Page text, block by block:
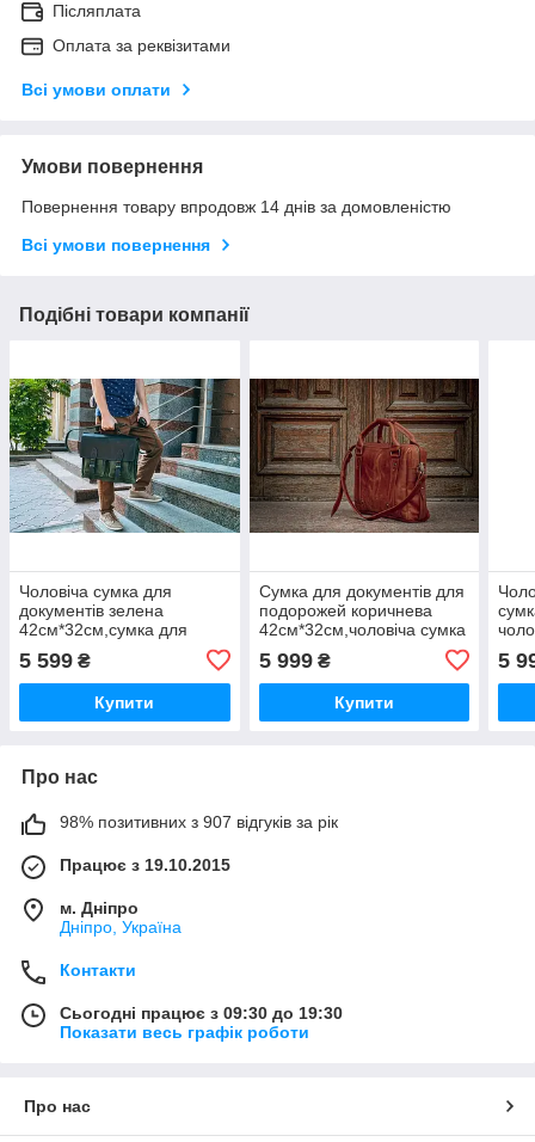
Післяплата
Оплата за реквізитами
Всі умови оплати
Умови повернення
Повернення товару впродовж 14 днів за домовленістю
Всі умови повернення
Подібні товари компанії
Чоловіча сумка для
документів зелена
42см*32см,сумка для
документів,подарунок
колезі співробітникові
5 599 ₴
Купити
Сумка для документів для
подорожей коричнева
42см*32см,чоловіча сумка
ноутбук для
повсякденного
використання
5 999₴
Купити
5
Про нас
98% позитивних з 907 відгуків за рік
Працює з 19.10.2015
м. Дніпро
Дніпро, Україна
Контакти
Сьогодні працює з 09:30 до 19:30
Показати весь графік роботи
Про нас